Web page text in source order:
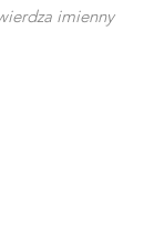
imienny